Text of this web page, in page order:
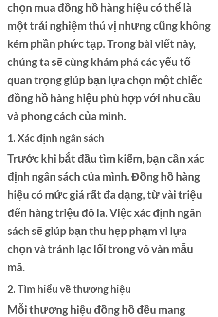
chọn mua đồng hồ hàng hiệu có thể là
một trải nghiệm thú vị nhưng cũng không
kém phần phức tạp. Trong bài viết này,
chúng ta sẽ cùng khám phá các yếu tố
quan trọng giúp bạn lựa chọn một chiếc
đồng hồ hàng hiệu phù hợp với nhu cầu
và phong cách của mình.
1. Xác định ngân sách
Trước khi bắt đầu tìm kiếm, bạn cần xác
định ngân sách của mình. Đồng hồ hàng
hiệu có mức giá rất đa dạng, từ vài triệu
đến hàng triệu đô la. Việc xác định ngân
sách sẽ giúp bạn thu hẹp phạm vi lựa
chọn và tránh lạc lối trong vô vàn mẫu
mã.
2. Tìm hiểu về thương hiệu
Mỗi thương hiệu đồng hồ đều mang